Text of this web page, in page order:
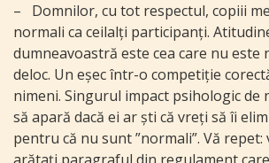
–
Domnilor, cu tot respectul, copiii
normali ca ceilalți participanți.
dumneavoastră este cea care nu este
deloc. Un eșec într-o competiție
nimeni. Singurul impact psihologic de
să apară dacă ei ar ști că vreți să îi
pentru că nu sunt ”normali”. Vă repet: